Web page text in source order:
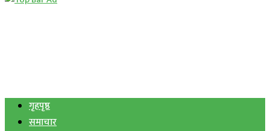
गृहपृष्ठ
समाचार